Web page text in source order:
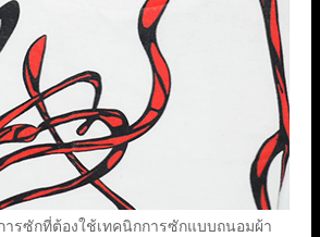
ารซักที่ต้องใช้เทคนิกการซักแบบถนอมผ้า